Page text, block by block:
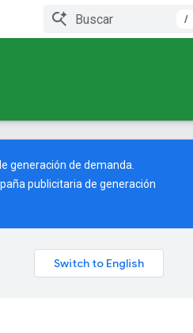
/
generación de demanda.
publicitaria de generación